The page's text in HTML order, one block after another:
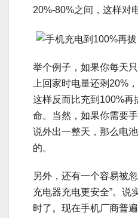
20%-80%之间，这样对
举个例子，如果你每天
上回家时电量还剩20%
这样反而比充到100%再
命。当然，如果你需要
说外出一整天，那么电
的。
另外，还有一个容易被
充电器充电更安全”。说
时了。现在手机厂商普